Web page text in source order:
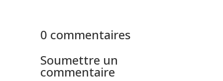
0 commentaires
Soumettre un
commentaire